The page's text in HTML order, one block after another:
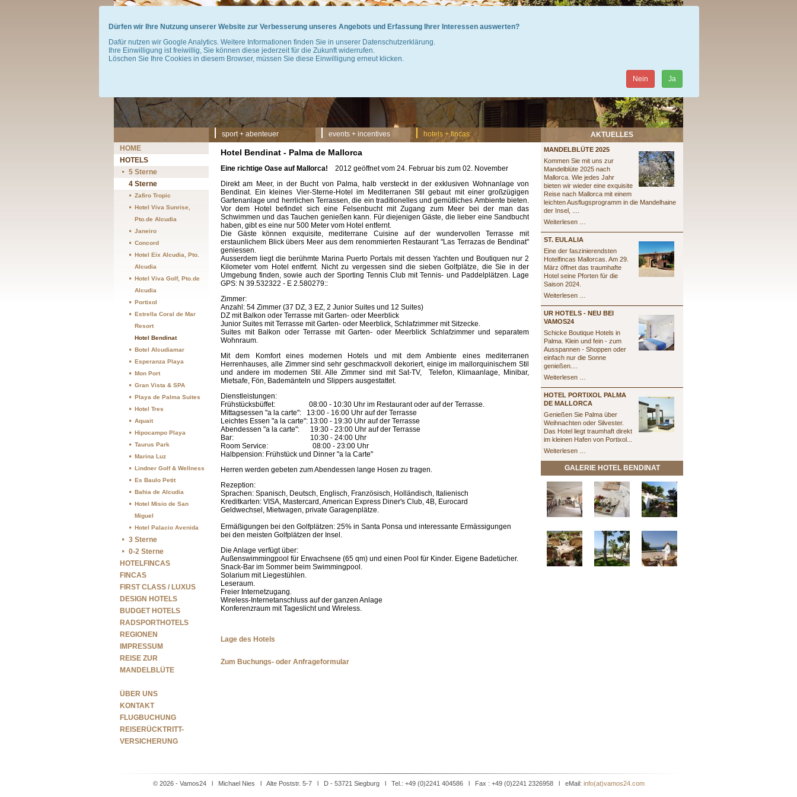
Dürfen wir Ihre Nutzung unserer Website zur Verbesserung unseres Angebots und Erfassung Ihrer Interessen auswerten?
Dafür nutzen wir Google Analytics. Weitere Informationen finden Sie in unserer Datenschutzerklärung.
Ihre Einwilligung ist freiwillig, Sie können diese jederzeit für die Zukunft widerrufen.
Löschen Sie Ihre Cookies in diesem Browser, müssen Sie diese Einwilligung erneut klicken.
Ja
Nein
sport + abenteuer events + incentives hotels + fincas
Hotel Bendinat - Palma de Mallorca
Eine richtige Oase auf Mallorca! 2012 geöffnet vom 24. Februar bis zum 02. November
Direkt am Meer, in der Bucht von Palma, halb versteckt in der exklusiven Wohnanlage von
Bendinat. Ein kleines Vier-Sterne-Hotel im Mediterranen Stil gebaut mit einer großzügigen
Gartenanlage und herrlichen Terrassen, die ein traditionelles und gemütliches Ambiente bieten.
Vor dem Hotel befindet sich eine Felsenbucht mit Zugang zum Meer bei der man das
Schwimmen und das Tauchen genießen kann. Für diejenigen Gäste, die lieber eine Sandbucht
haben, gibt es eine nur 500 Meter vom Hotel entfernt.
Die Gäste können exquisite, mediterrane Cuisine auf der wundervollen Terrasse mit
erstaunlichem Blick übers Meer aus dem renommierten Restaurant "Las Terrazas de Bendinat"
geniessen.
Ausserdem liegt die berühmte Marina Puerto Portals mit dessen Yachten und Boutiquen nur 2
Kilometer vom Hotel entfernt. Nicht zu vergessen sind die sieben Golfplätze, die Sie in der
Umgebung finden, sowie auch der Sporting Tennis Club mit Tennis- und Paddelplätzen. Lage
GPS: N 39.532322 - E 2.580279::
Zimmer:
Anzahl: 54 Zimmer (37 DZ, 3 EZ, 2 Junior Suites und 12 Suites)
DZ mit Balkon oder Terrasse mit Garten- oder Meerblick
Junior Suites mit Terrasse mit Garten- oder Meerblick, Schlafzimmer mit Sitzecke.
Suites mit Balkon oder Terrasse mit Garten- oder Meerblick Schlafzimmer und separatem
Wohnraum.
Mit dem Komfort eines modernen Hotels und mit dem Ambiente eines mediterranen
Herrenhauses, alle Zimmer sind sehr geschmackvoll dekoriert, einige im mallorquinischem Stil
und andere im modernen Stil. Alle Zimmer sind mit Sat-TV, Telefon, Klimaanlage, Minibar,
Mietsafe, Fön, Bademänteln und Slippers ausgestattet.
Dienstleistungen:
Frühstücksbüffet: 08:00 - 10:30 Uhr im Restaurant oder auf der Terrasse.
Mittagsessen "a la carte": 13:00 - 16:00 Uhr auf der Terrasse
Leichtes Essen "a la carte": 13:00 - 19:30 Uhr auf der Terrasse
Abendessen "a la carte": 19:30 - 23:00 Uhr auf der Terrasse
Bar: 10:30 - 24:00 Uhr
Room Service: 08:00 - 23:00 Uhr
Halbpension: Frühstück und Dinner "a la Carte"
Herren werden gebeten zum Abendessen lange Hosen zu tragen.
Rezeption:
Sprachen: Spanisch, Deutsch, Englisch, Französisch, Holländisch, Italienisch
Kreditkarten: VISA, Mastercard, American Express Diner's Club, 4B, Eurocard
Geldwechsel, Mietwagen, private Garagenplätze.
Ermäßigungen bei den Golfplätzen: 25% in Santa Ponsa und interessante Ermässigungen
bei den meisten Golfplätzen der Insel.
Die Anlage verfügt über:
Außenswimmingpool für Erwachsene (65 qm) und einen Pool für Kinder. Eigene Badetücher.
Snack-Bar im Sommer beim Swimmingpool.
Solarium mit Liegestühlen.
Leseraum.
Freier Internetzugang.
Wireless-Internetanschluss auf der ganzen Anlage
Konferenzraum mit Tageslicht und Wireless.
Lage des Hotels
Zum Buchungs- oder Anfrageformular
Navigation
überspringen
HOME
HOTELS
5 Sterne
4 Sterne
Zafiro Tropic
Hotel Viva Sunrise,
Pto.de Alcudia
Janeiro
Concord
Hotel Eix Alcudia, Pto.
Alcudia
Hotel Viva Golf, Pto.de
Alcudia
Portixol
Estrella Coral de Mar
Resort
Hotel Bendinat
Botel Alcudiamar
Esperanza Playa
Mon Port
Gran Vista & SPA
Playa de Palma Suites
Hotel Tres
Aquait
Hipocampo Playa
Taurus Park
Marina Luz
Lindner Golf & Wellness
Es Baulo Petit
Bahia de Alcudia
Hotel Misio de San
Miguel
Hotel Palacio Avenida
3 Sterne
0-2 Sterne
HOTELFINCAS
FINCAS
FIRST CLASS / LUXUS
DESIGN HOTELS
BUDGET HOTELS
RADSPORTHOTELS
REGIONEN
IMPRESSUM
REISE ZUR
MANDELBLÜTE
Navigation
ÜBER UNS
KONTAKT
FLUGBUCHUNG
REISERÜCKTRITT-
VERSICHERUNG
AKTUELLES
MANDELBLÜTE 2025
Kommen Sie mit uns zur
Mandelblüte 2025 nach
Mallorca. Wie jedes Jahr
bieten wir wieder eine exquisite
Reise nach Mallorca mit einem
leichten Ausflugsprogramm in die Mandelhaine
der Insel, ....
Weiterlesen …
ST. EULALIA
Eine der faszinierendsten
Hotelfincas Mallorcas. Am 29.
März öffnet das traumhafte
Hotel seine Pforten für die
Saison 2024.
Weiterlesen …
UR HOTELS - NEU BEI
VAMOS24
Schicke Boutique Hotels in
Palma. Klein und fein - zum
Ausspannen - Shoppen oder
einfach nur die Sonne
genießen....
Weiterlesen …
-
Neu
vamos24
HOTEL PORTIXOL PALMA
DE MALLORCA
Genießen Sie Palma über
Weihnachten oder Silvester.
Das Hotel liegt traumhaft direkt
im kleinen Hafen von Portixol...
Weiterlesen …
Palma
de
Mallorca
GALERIE HOTEL BENDINAT
© 2026 - Vamos24 l Michael Nies l Alte Poststr. 5-7 l D - 53721 Siegburg l Tel.: +49 (0)2241 404586 l Fax : +49 (0)2241 2326958 l eMail: info(at)vamos24.com